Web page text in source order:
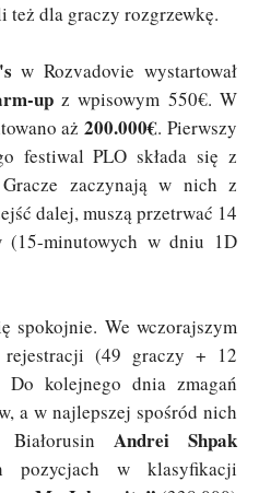
dla graczy rozgrzewkę.
w Rozvadovie wystartował
upz wpisowym 550€. W
aż 200.000€. Pierwszy
festiwal PLO składa się z
zaczynają w nich z
dalej, muszą przetrwać 14
(15-minutowych w dniu 1D
spokojnie. We wczorajszym
(49 graczy + 12
Do kolejnego dnia zmagań
a w najlepszej spośród nich
Andrei Shpak
pozycjach w klasyfikacji